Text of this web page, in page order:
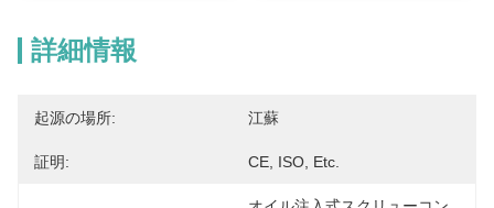
詳細情報
起源の場所: 江蘇
証明: CE, ISO, Etc.